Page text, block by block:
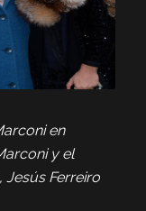
en
y el
Jesús Ferreiro